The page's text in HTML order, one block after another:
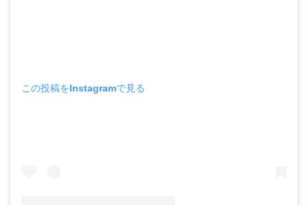
この投稿をInstagramで見る